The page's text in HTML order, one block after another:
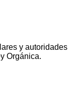
y autoridades
Orgánica.